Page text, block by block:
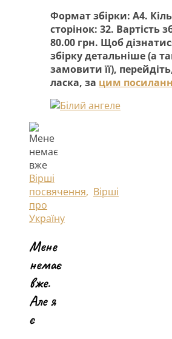
Формат збірки: А4.
сторінок: 32. Вартість
80.00 грн. Щоб
збірку детальніше (а
замовити її),
ласка, за цим
Вірші
посвячення, Вірші
про
Україну
Мене
немає
вже.
Але я
є